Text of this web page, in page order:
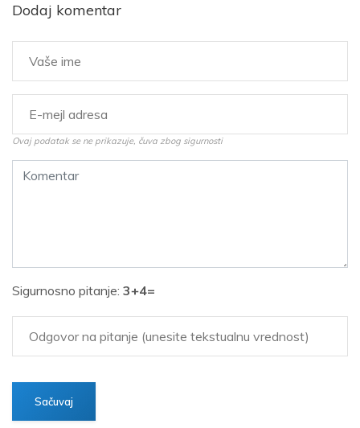
Dodaj komentar
Ovaj podatak se ne prikazuje, čuva zbog sigurnosti
Sigurnosno pitanje: 3+4=